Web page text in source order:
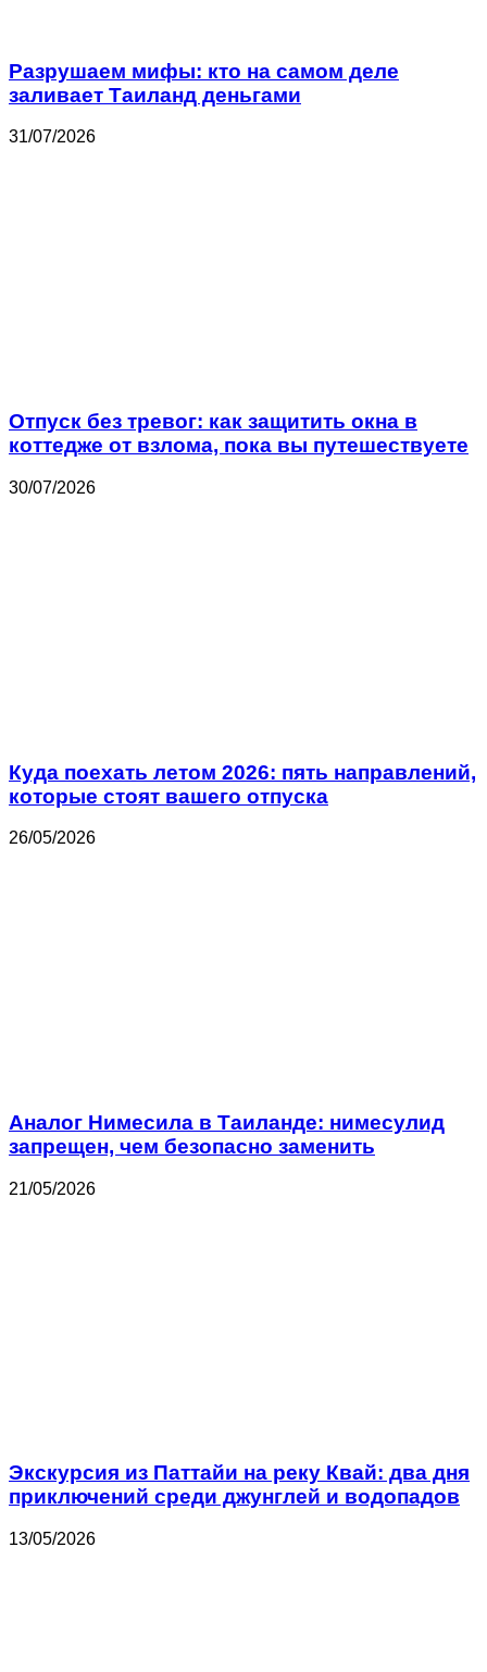
Разрушаем мифы: кто на самом деле
заливает Таиланд деньгами
31/07/2026
Отпуск без тревог: как защитить окна в
коттедже от взлома, пока вы путешествуете
30/07/2026
Куда поехать летом 2026: пять направлений,
которые стоят вашего отпуска
26/05/2026
Аналог Нимесила в Таиланде: нимесулид
запрещен, чем безопасно заменить
21/05/2026
Экскурсия из Паттайи на реку Квай: два дня
приключений среди джунглей и водопадов
13/05/2026